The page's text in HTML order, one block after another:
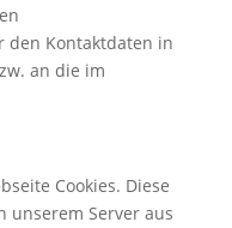
den Kontaktdaten in
an die im
Cookies. Diese
unserem Server aus